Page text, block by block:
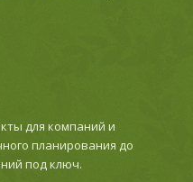
для компаний и
планирования до
под ключ.